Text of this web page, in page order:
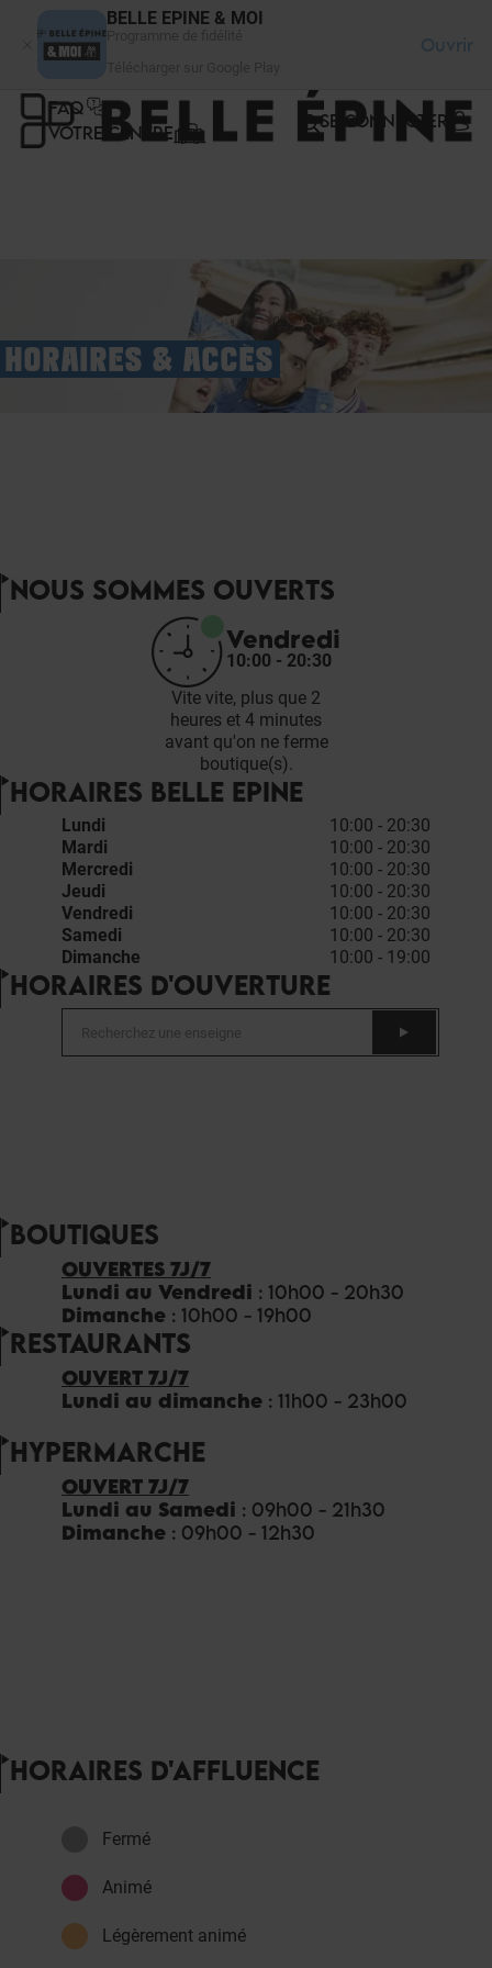
BELLE EPINE & MOI
Ouvrir
FAQ
VOTRE CENTRE
SE CONNECTER
HORAIRES & ACCÈS
NOUS SOMMES OUVERTS
Vendredi
10:00 - 20:30
Vite vite, plus que 2
heures et 4 minutes
avant qu'on ne ferme
boutique(s).
HORAIRES BELLE EPINE
Lundi
10:00 - 20:30
Mardi
10:00 - 20:30
Mercredi
10:00 - 20:30
Jeudi
10:00 - 20:30
Vendredi
10:00 - 20:30
Samedi
10:00 - 20:30
Dimanche
10:00 - 19:00
HORAIRES D'OUVERTURE
BOUTIQUES
OUVERTES 7J/7
Lundi au Vendredi : 10h00 - 20h30
Dimanche : 10h00 - 19h00
RESTAURANTS
OUVERT 7J/7
Lundi au dimanche : 11h00 - 23h00
HYPERMARCHE
OUVERT 7J/7
Lundi au Samedi : 09h00 - 21h30
Dimanche : 09h00 - 12h30
HORAIRES D'AFFLUENCE
Fermé
Animé
Légèrement animé
Panneau de gestion des cookies